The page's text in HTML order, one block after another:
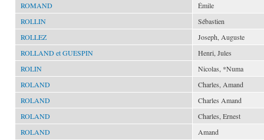
ROMAND
Émile
ROLLIN
Sébastien
ROLLEZ
Joseph, Auguste
ROLLAND et GUESPIN
Henri, Jules
ROLIN
Nicolas, *Numa
ROLAND
Charles, Amand
ROLAND
Charles Amand
ROLAND
Charles, Ernest
ROLAND
Amand